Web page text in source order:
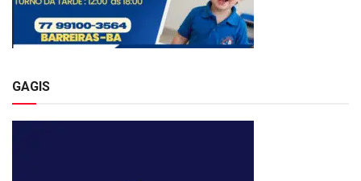
GAGIS